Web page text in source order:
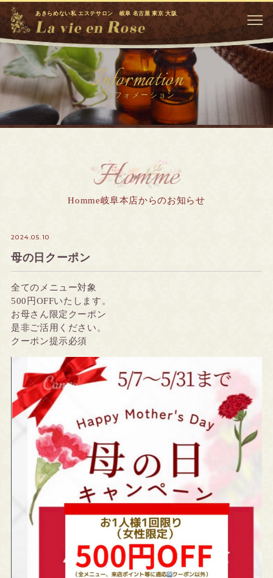
あきらめない私 エステサロン 岐阜 名古屋 東京 大阪
Information
インフォメーション
Homme
Homme岐阜本店からのお知らせ
2024.05.10
母の日クーポン
全てのメニュー対象
500円OFFいたします。
お母さん限定クーポン
是非ご活用ください。
クーポン提示必須